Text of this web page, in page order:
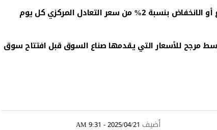
وفي السوق الفورية للنقد الأجنبي في الصين، يسمح لليوان بالارتفاع أو الانخفاض بنسبة 2% من سعر التعادل المركزي كل يوم
مرجح للأسعار التي يقدمها صناع السوق قبل افتتاح سوق
أضيف 2025/04/21 - 9:31 AM